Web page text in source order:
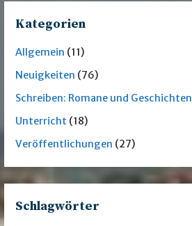
Kategorien
Allgemein (11)
Neuigkeiten (76)
Schreiben: Romane und Geschichten
Unterricht (18)
Veröffentlichungen (27)
Schlagwörter